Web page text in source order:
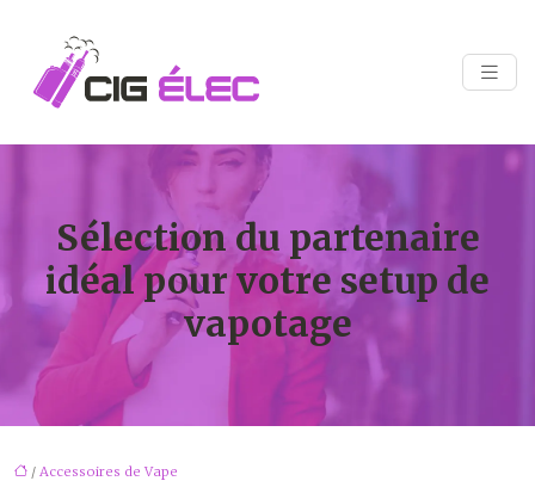
Sélection du partenaire
idéal pour votre setup de
vapotage
/ Accessoires de Vape